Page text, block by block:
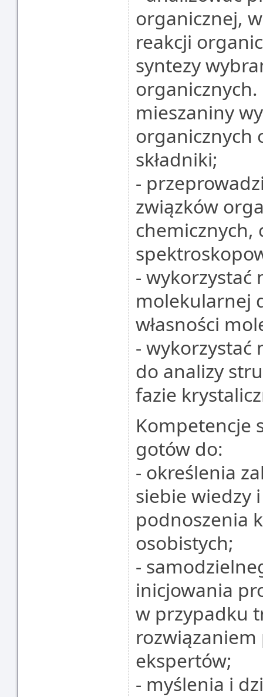
organicznej,
reakcji
syntezy
mieszaniny
organicznych
składniki;
-
związków
chemicznych,
- wykorzystać
molekularnej
własności
-
do analizy
fazie
Kompetencje
gotów do:
- określenia
siebie wiedzy
podnoszenia
osobistych;
-
inicjowania
w przypadku
ekspertów;
- myślenia i